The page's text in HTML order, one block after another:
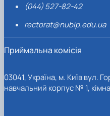
(044) 527-82-42
rectorat@nubip.edu.ua
Приймальна комісія
03041, Україна, м. Київ вул.
навчальний корпус № 1,